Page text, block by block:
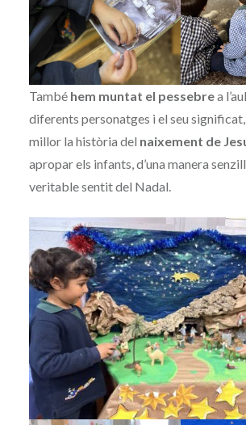
També hem muntat el pessebrea
diferents personatges i el seu
millor la història del naixement de
apropar els infants, d’una manera
veritable sentit del Nadal.